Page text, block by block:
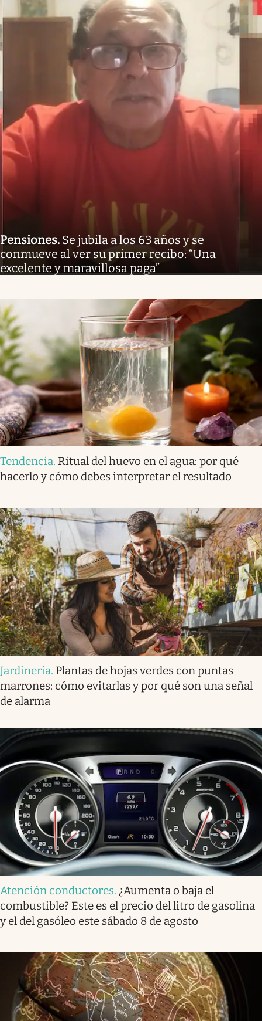
Pensiones. Se jubila a los 63 años y se
conmueve al ver su primer recibo: “Una
excelente y maravillosa paga”
Tendencia. Ritual del huevo en el agua: por qué
hacerlo y cómo debes interpretar el resultado
Jardinería. Plantas de hojas verdes con puntas
marrones: cómo evitarlas y por qué son una señal
de alarma
Atención conductores. ¿Aumenta o baja el
combustible? Este es el precio del litro de gasolina
y el del gasóleo este sábado 8 de agosto